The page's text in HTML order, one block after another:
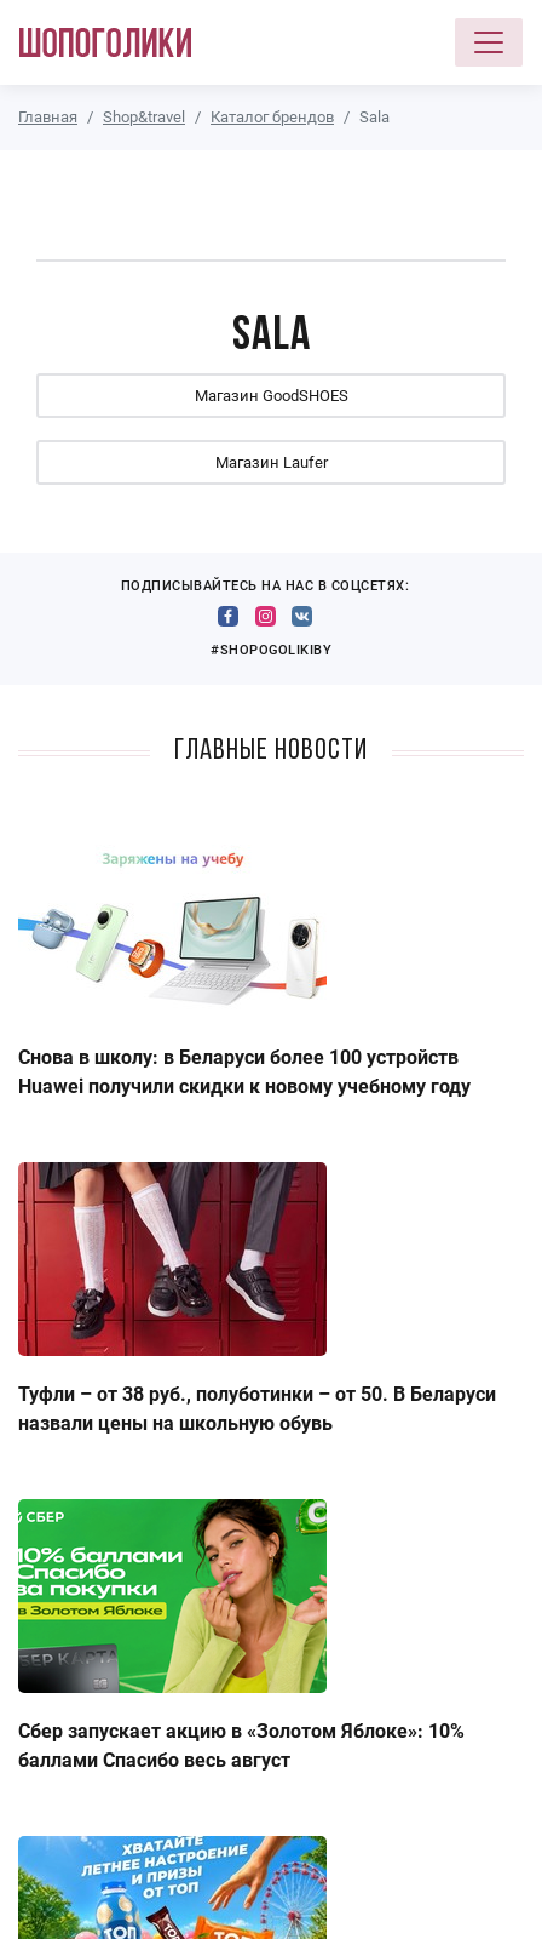
Главная Shop&travel Каталог брендов Sala
Sala
Магазин GoodSHOES
Магазин Laufer
ПОДПИСЫВАЙТЕСЬ НА НАС В СОЦСЕТЯХ:
#SHOPOGOLIKIBY
Главные новости
Снова в школу: в Беларуси более 100 устройств
Huawei получили скидки к новому учебному году
Туфли – от 38 руб., полуботинки – от 50. В Беларуси
назвали цены на школьную обувь
Сбер запускает акцию в «Золотом Яблоке»: 10%
баллами Спасибо весь август